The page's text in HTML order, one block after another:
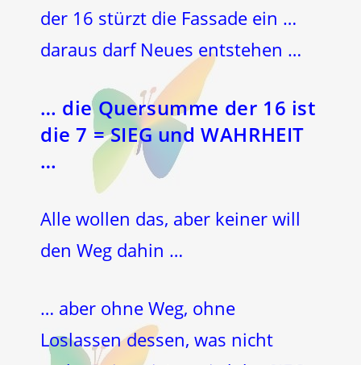
der 16 stürzt die Fassade ein …
daraus darf Neues entstehen …
… die Quersumme der 16 ist
die 7 =SIEG und WAHRHEIT
…
Alle wollen das, aber keiner will
den Weg dahin …
… aber ohne Weg, ohne
Loslassen dessen, was nicht